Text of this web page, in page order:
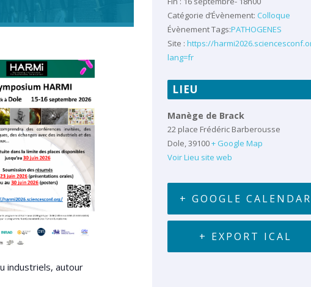
industriels, autour
Catégorie d’Évènement: Colloque
Évènement Tags:PATHOGENES
Site : https://
lang=fr
LIEU
Manège de Brack
22 place Frédéric Barberousse
Dole,39100+ Google Map
Voir Lieu site web
+ GOOGLE CALENDAR
+ EXPORT ICAL